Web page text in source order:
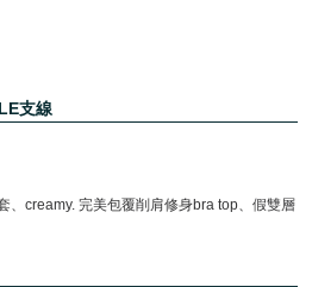
支線
、creamy. 完美包覆削肩修身bra top、假雙層